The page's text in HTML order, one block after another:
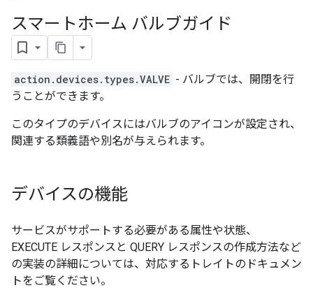
スマートホーム バルブガイド
action.devices.types.VALVE - バルブでは、開閉を行
うことができます。
このタイプのデバイスにはバルブのアイコンが設定され、
関連する類義語や別名が与えられます。
デバイスの機能
サービスがサポートする必要がある属性や状態、
EXECUTE レスポンスと QUERY レスポンスの作成方法など
の実装の詳細については、対応するトレイトのドキュメン
トをご覧ください。